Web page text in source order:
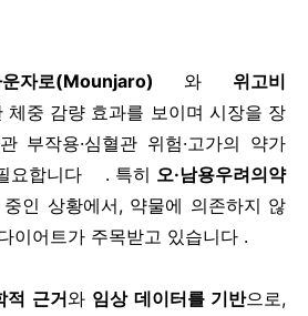
운자로(Mounjaro) 와 위고비
체중 감량 효과를 보이며 시장을 장
부작용·심혈관 위험·고가의 약가
요합니다 . 특히 오·남용우려의약
인 상황에서, 약물에 의존하지 않
이어트가 주목받고 있습니다 .
적 근거와 임상 데이터를 기반으로,